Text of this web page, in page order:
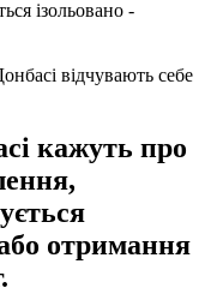
відчувають себе
кажуть про
отримання